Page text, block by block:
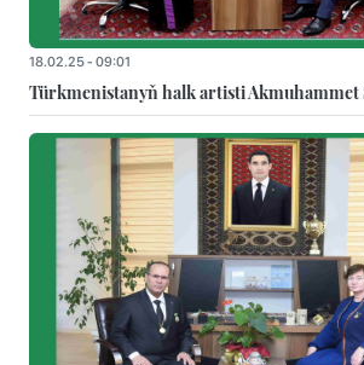
18.02.25 - 09:01
Türkmenistanyň halk artisti Akmuhammet